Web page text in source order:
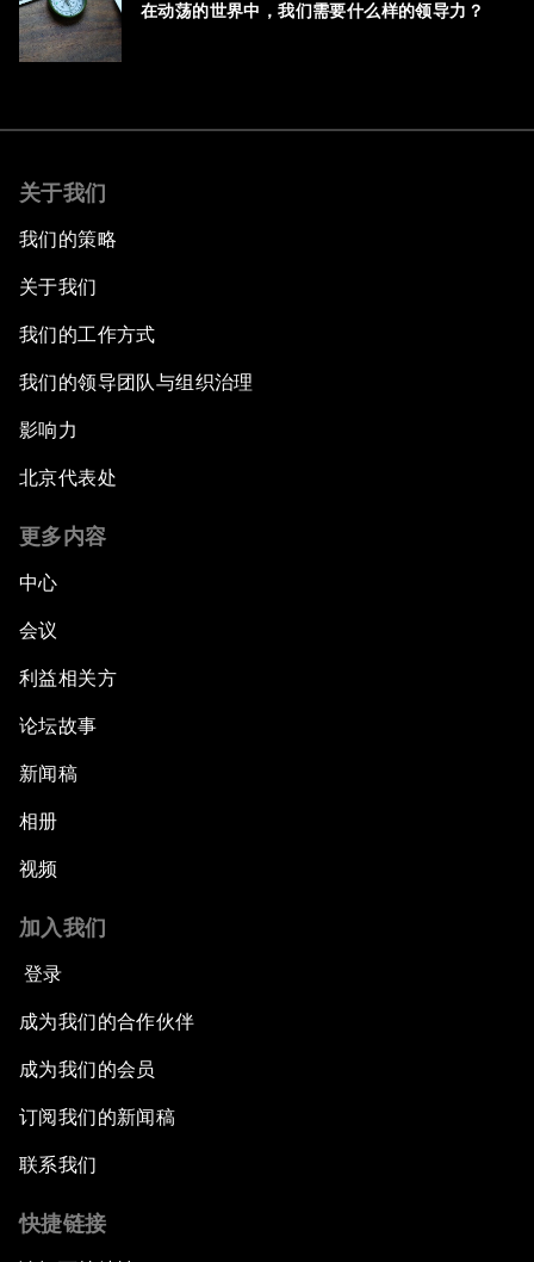
在动荡的世界中，我们需要什么样的领导力？
关于我们
我们的策略
关于我们
我们的工作方式
我们的领导团队与组织治理
影响力
北京代表处
更多内容
中心
会议
利益相关方
论坛故事
新闻稿
相册
视频
加入我们
登录
成为我们的合作伙伴
成为我们的会员
订阅我们的新闻稿
联系我们
快捷链接